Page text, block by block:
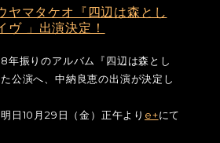
ヤマタケオ『四辺は森とし
ヴ 」出演決定！
年振りのアルバム『四辺は森とし
公演へ、中納良恵の出演が決定し
日10月29日（金）正午より e+にて